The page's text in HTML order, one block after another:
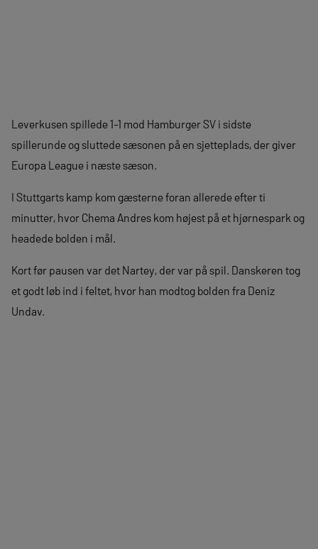
Leverkusen spillede 1-1 mod Hamburger SV i sidste
spillerunde og sluttede sæsonen på en sjetteplads, der giver
Europa League i næste sæson.
I Stuttgarts kamp kom gæsterne foran allerede efter ti
minutter, hvor Chema Andres kom højest på et hjørnespark og
headede bolden i mål.
Kort før pausen var det Nartey, der var på spil. Danskeren tog
et godt løb ind i feltet, hvor han modtog bolden fra Deniz
Undav.